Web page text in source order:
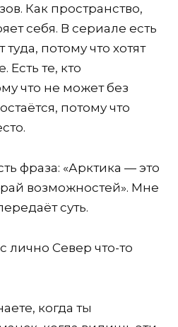
Как пространство,
себя. В сериале есть
потому что хотят
Есть те, кто
что не может без
потому что
фраза: «Арктика — это
возможностей». Мне
суть.
лично Север что-то
когда ты